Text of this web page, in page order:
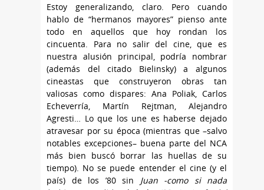
Estoy generalizando, claro. Pero cuando
hablo de “hermanos mayores” pienso ante
todo en aquellos que hoy rondan los
cincuenta. Para no salir del cine, que es
nuestra alusión principal, podría nombrar
(además del citado Bielinsky) a algunos
cineastas que construyeron obras tan
valiosas como dispares: Ana Poliak, Carlos
Echeverría, Martín Rejtman, Alejandro
Agresti… Lo que los une es haberse dejado
atravesar por su época (mientras que –salvo
notables excepciones– buena parte del NCA
más bien buscó borrar las huellas de su
tiempo). No se puede entender el cine (y el
país) de los ’80 sin Juan -como si nada